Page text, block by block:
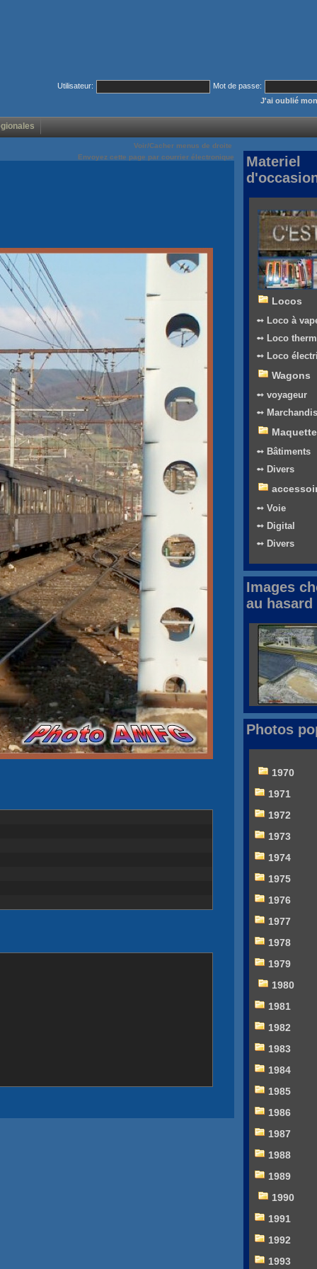
Utilisateur:
Mot de passe:
J'ai oublié
Voir/Cacher menus de droite
Envoyez cette page par courrier électronique
Materiel
Locos
➻ Loco à
➻ Loco
➻ Loco
Wagons
➻ voyageur
➻
➻ Bâtiments
➻ Divers
➻ Voie
➻ Digital
➻ Divers
Images
au hasard
Photos
1970
1971
1972
1973
1974
1975
1976
1977
1978
1979
1980
1981
1982
1983
1984
1985
1986
1987
1988
1989
1990
1991
1992
1993